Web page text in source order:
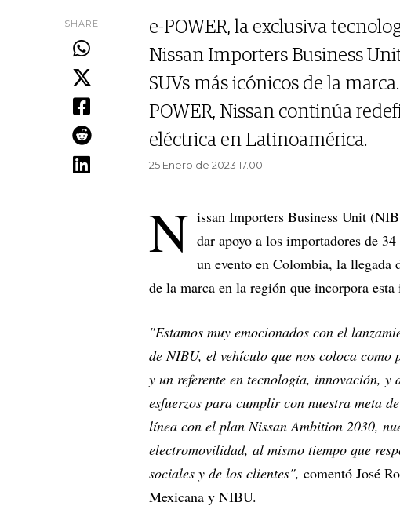
SHARE
e-POWER, la exclusiva
Nissan Importers Business
SUVs más icónicos de la
POWER, Nissan continúa
eléctrica en Latinoamérica.
25 Enero de 2023 17.00
N issan Importers Business Unit
dar apoyo a los importadores de
un evento en Colombia, la
de la marca en la región que incorpora
"Estamos muy emocionados con el
de NIBU, el vehículo que nos coloca
y un referente en tecnología, innovación,
esfuerzos para cumplir con nuestra meta
línea con el plan Nissan Ambition 2030,
electromovilidad, al mismo tiempo que
sociales y de los clientes", comentó José
Mexicana y NIBU.